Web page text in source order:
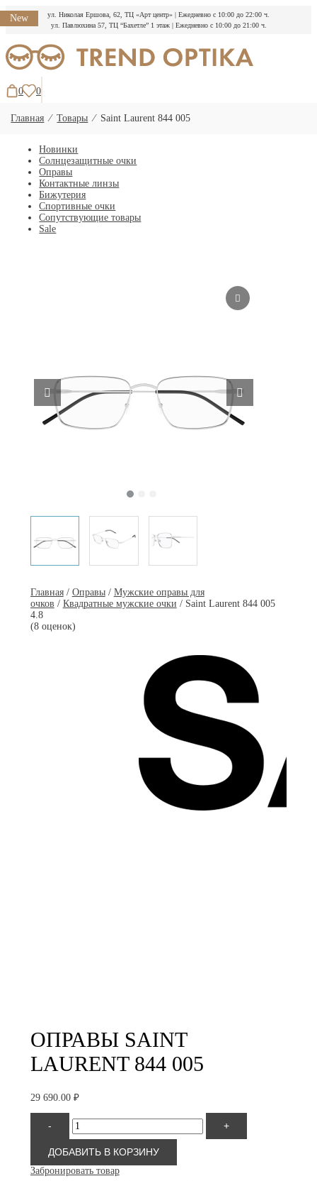
ул. Николая Ершова, 62, ТЦ «Арт центр» | Ежедневно с 10:00 до 22:00 ч.
ул. Павлюхина 57, ТЦ “Бахетле” 1 этаж | Ежедневно с 10:00 до 21:00 ч.
к
содержимому
0 0
Главная ⁄Товары ⁄ Saint Laurent 844 005
Новинки
Солнцезащитные очки
Оправы
Контактные линзы
Бижутерия
Спортивные очки
Сопутствующие товары
Sale
New
Главная/ Оправы/ Мужские оправы для
очков / Квадратные мужские очки / Saint Laurent 844 005
4.8
(8 оценок)
ОПРАВЫ SAINT
LAURENT 844 005
29 690.00 ₽
-
Количество
товара
Saint
Laurent
844
005
+
ДОБАВИТЬ В КОРЗИНУ
Забронировать товар